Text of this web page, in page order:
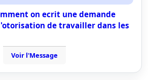
on ecrit une demande
de travailler dans les
Voir l'Message